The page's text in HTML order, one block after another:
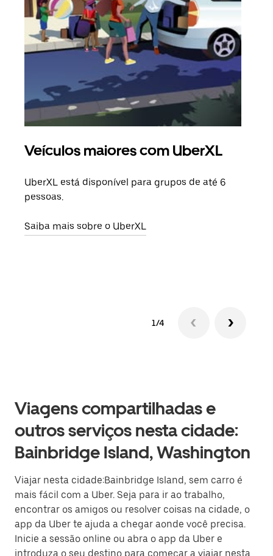
Veículos maiores com UberXL
UberXL está disponível para grupos de até 6
pessoas.
Saiba mais sobre o UberXL
1/4
Viagens compartilhadas e
outros serviços nesta cidade:
Bainbridge Island, Washington
Viajar nesta cidade:Bainbridge Island, sem carro é
mais fácil com a Uber. Seja para ir ao trabalho,
encontrar os amigos ou resolver coisas na cidade, o
app da Uber te ajuda a chegar aonde você precisa.
Inicie a sessão online ou abra o app da Uber e
introduza o seu destino para começar a viajar nesta